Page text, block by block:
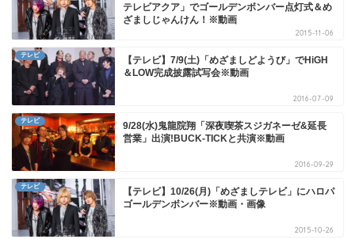
テレビアクア」でゴールデンボンバー点灯式＆め
ざましじゃんけん！※動画
2015-11-06
テレビ
【テレビ】7/9(土)「めざましどようび」でHiGH
＆LOW完成披露試写会※動画
2016-07-09
テレビ
9/28(水)鬼龍院翔「深夜喫茶スジガネーゼ&延長
営業」出演!BUCK-TICKと共演※動画
2016-09-29
テレビ
【テレビ】10/26(月)「めざましテレビ」にハロパ
ゴールデンボンバー※動画・画像
2015-10-26